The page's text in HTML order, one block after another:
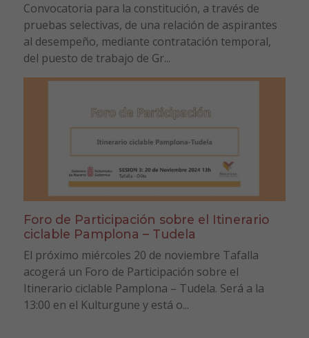
Convocatoria para la constitución, a través de
pruebas selectivas, de una relación de aspirantes
al desempeño, mediante contratación temporal,
del puesto de trabajo de Gr...
Foro de Participación sobre el Itinerario
ciclable Pamplona – Tudela
El próximo miércoles 20 de noviembre Tafalla
acogerá un Foro de Participación sobre el
Itinerario ciclable Pamplona – Tudela. Será a la
13:00 en el Kulturgune y está o...